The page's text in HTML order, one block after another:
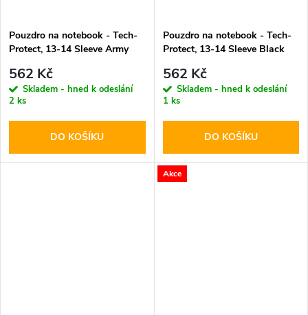
Pouzdro na notebook - Tech-
Protect, 13-14 Sleeve Army
562 Kč
Skladem - hned k odeslání
2 ks
DO KOŠÍKU
Pouzdro na notebook - Tech-
Protect, 13-14 Sleeve Black
562 Kč
Skladem - hned k odeslání
1 ks
DO KOŠÍKU
Akce